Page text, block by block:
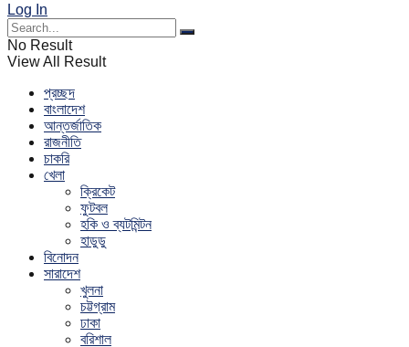
Log In
No Result
View All Result
প্রচ্ছদ
বাংলাদেশ
আন্তর্জাতিক
রাজনীতি
চাকরি
খেলা
ক্রিকেট
ফুটবল
হকি ও ব্যটমিন্টন
হাডুডু
বিনোদন
সারাদেশ
খুলনা
চট্টগ্রাম
ঢাকা
বরিশাল